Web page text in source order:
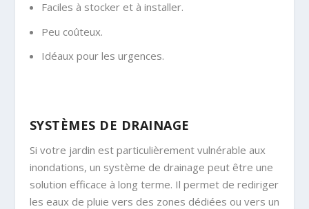
Faciles à stocker et à installer.
Peu coûteux.
Idéaux pour les urgences.
SYSTÈMES DE DRAINAGE
Si votre jardin est particulièrement vulnérable aux
inondations, un système de drainage peut être une
solution efficace à long terme. Il permet de rediriger
les eaux de pluie vers des zones dédiées ou vers un